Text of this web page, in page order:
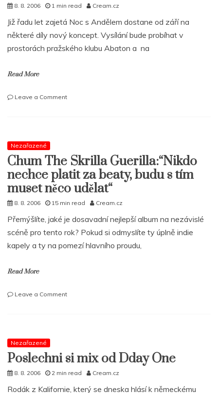
8. 8. 2006 1 min read Cream.cz
Již řadu let zajetá Noc s Andělem dostane od září na
některé díly nový koncept. Vysílání bude probíhat v
prostorách pražského klubu Abaton a na
Read More
Leave a Commenton
Squad,
Prago
Union,
IdeaFatte
a
další
9
v
Abatonu
Nezařazené
Chum The Skrilla Guerilla:“Nikdo
nechce platit za beaty, budu s tím
muset něco udělat“
8. 8. 2006 15 min read Cream.cz
Přemýšlíte, jaké je dosavadní nejlepší album na nezávislé
scéně pro tento rok? Pokud si odmyslíte ty úplně indie
kapely a ty na pomezí hlavního proudu,
Read More
Leave a Commenton
platit
za
beaty,
s
Nezařazené
Poslechni si mix od Dday One
8. 8. 2006 2 min read Cream.cz
Rodák z Kalifornie, který se dneska hlásí k německému